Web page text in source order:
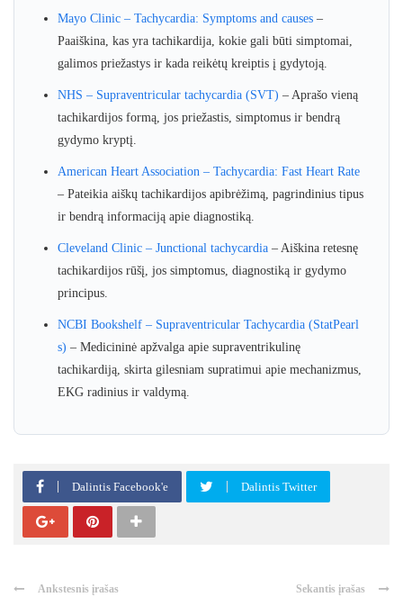
Mayo Clinic – Tachycardia: Symptoms and causes –
Paaiškina, kas yra tachikardija, kokie gali būti simptomai,
galimos priežastys ir kada reikėtų kreiptis į gydytoją.
NHS – Supraventricular tachycardia (SVT) – Aprašo vieną
tachikardijos formą, jos priežastis, simptomus ir bendrą
gydymo kryptį.
American Heart Association – Tachycardia: Fast Heart Rate
– Pateikia aiškų tachikardijos apibrėžimą, pagrindinius tipus
ir bendrą informaciją apie diagnostiką.
Cleveland Clinic – Junctional tachycardia – Aiškina retesnę
tachikardijos rūšį, jos simptomus, diagnostiką ir gydymo
principus.
NCBI Bookshelf – Supraventricular Tachycardia (StatPearl
s) – Medicininė apžvalga apie supraventrikulinę
tachikardiją, skirta gilesniam supratimui apie mechanizmus,
EKG radinius ir valdymą.
Dalintis Facebook'e Dalintis Twitter
Ankstesnis įrašas Sekantis įrašas